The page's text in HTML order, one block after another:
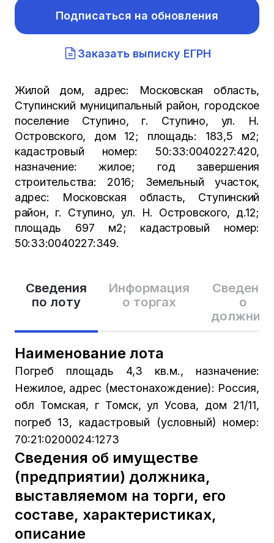
Сведения
по лоту
Информация
о торгах
Сведения
о
Наименование лота
Погреб площадь 4,3 кв.м., назначение:
Нежилое, адрес (местонахождение): Россия,
обл Томская, г Томск, ул Усова, дом 21/11,
погреб 13, кадастровый (условный) номер:
70:21:0200024:1273
Сведения об имуществе
(предприятии) должника,
выставляемом на торги, его
составе, характеристиках,
описание
Подписаться на обновления
Заказать выписку ЕГРН
Жилой дом, адрес: Московская область,
Ступинский муниципальный район, городское
поселение Ступино, г. Ступино, ул. Н.
Островского, дом 12; площадь: 183,5 м2;
кадастровый номер: 50:33:0040227:420,
назначение: жилое; год завершения
строительства: 2016; Земельный участок,
адрес: Московская область, Ступинский
район, г. Ступино, ул. Н. Островского, д.12;
площадь 697 м2; кадастровый номер:
50:33:0040227:349.